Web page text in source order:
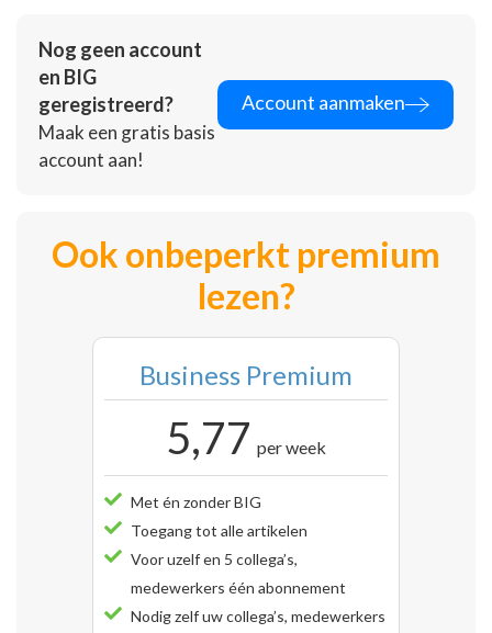
Nog geen account
en BIG
geregistreerd?
Maak een gratis basis
account aan!
Account aanmaken
Ook onbeperkt premium
lezen?
Business Premium
5,77 per week
Met én zonder BIG
Toegang tot alle artikelen
Voor uzelf en 5 collega’s,
medewerkers één abonnement
Nodig zelf uw collega’s, medewerkers